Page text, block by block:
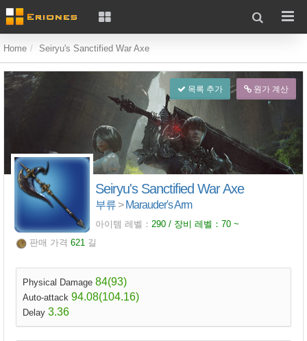
Home Seiryu's Sanctified War Axe
목록 추가 원가 계산
Seiryu's Sanctified War Axe
부류 > Marauder's Arm
아이템 레벨： 290 / 장비 레벨： 70 ~
판매 가격 621 길
Physical Damage 84(93)
Auto-attack 94.08(104.16)
Delay 3.36